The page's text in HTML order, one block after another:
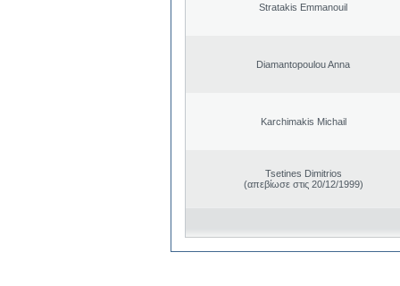
Stratakis Emmanouil
Diamantopoulou Anna
Karchimakis Michail
Tsetines Dimitrios
(απεβίωσε στις 20/12/1999)